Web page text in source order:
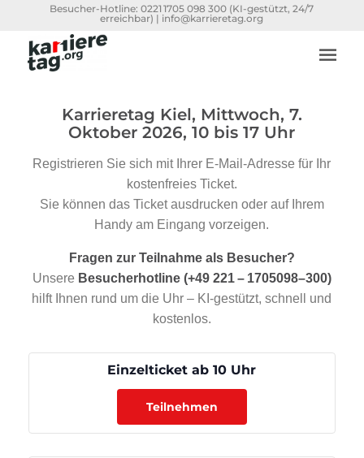
Besucher-Hotline:0221 1705 098 300 (KI-gestützt, 24/7
erreichbar) | info@karrieretag.org
Karrieretag Kiel, Mittwoch, 7.
Oktober 2026, 10 bis 17 Uhr
Registrieren Sie sich mit Ihrer E-Mail-Adresse für Ihr
kostenfreies Ticket.
Sie können das Ticket ausdrucken oder auf Ihrem
Handy am Eingang vorzeigen.
Fragen zur Teilnahme als Besucher?
Unsere Besucherhotline (+49 221 – 1705098–300)
hilft Ihnen rund um die Uhr – KI-gestützt, schnell und
kostenlos.
Einzelticket ab 10 Uhr
Teilnehmen